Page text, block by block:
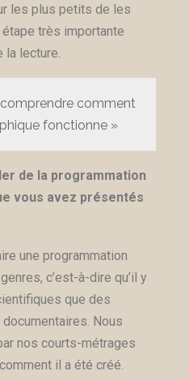
les plus petits de les
très importante
la lecture.
comprendre comment
fonctionne »
de la programmation
vous avez présentés
une programmation
c’est-à-dire qu’il y
que des
Nous
nos courts-métrages
il a été créé.